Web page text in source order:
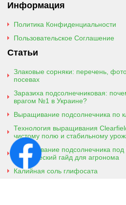
Информация
Политика Конфиденциальности
Пользовательское Соглашение
Статьи
Злаковые сорняки: перечень,
посевах
Заразиха подсолнечниковая:
врагом №1 в Украине?
Выращивание подсолнечника по
Технология выращивания
чистому полю и стабильному
Выращивание подсолнечника
практический гайд для агронома
Калийная соль глифосата